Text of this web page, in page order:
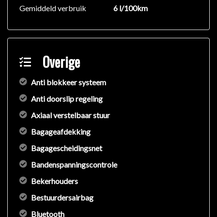
beslissing zouden kunnen beïnvloeden. Neem contact
Gemiddeld verbruik
6 l/100km
Overige
Anti blokkeer systeem
Anti doorslip regeling
Axiaal verstelbaar stuur
Bagageafdekking
Bagagescheidingsnet
Bandenspanningscontrole
Bekerhouders
Bestuurdersairbag
Bluetooth